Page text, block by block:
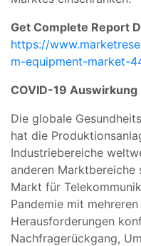
Get Complete Report
https://
m-equipment-market-
COVID-19 Auswirkung
Die globale
hat die
Industriebereiche
anderen
Markt für
Pandemie mit
Herausforderungen
Nachfragerückgang,